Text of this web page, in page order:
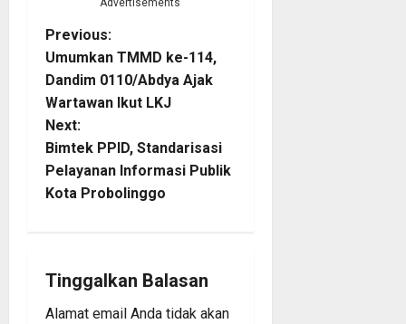
Advertisements
P
o
s
t
n
v
i
Previous:
Umumkan TMMD ke-114,
Dandim 0110/Abdya Ajak
Wartawan Ikut LKJ
Next:
Bimtek PPID, Standarisasi
Pelayanan Informasi Publik
Kota Probolinggo
Tinggalkan Balasan
Alamat email Anda tidak akan